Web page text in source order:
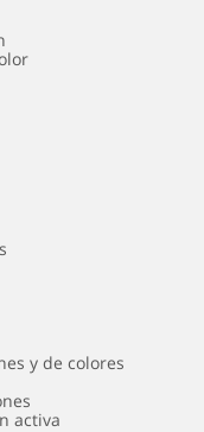
y de colores
activa